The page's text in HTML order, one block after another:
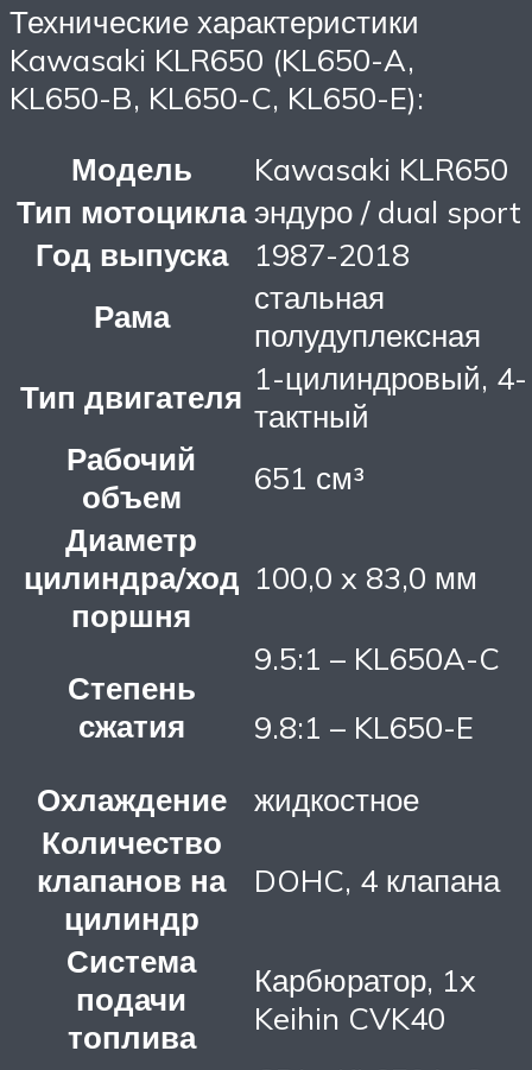
Технические характеристики
Kawasaki KLR650 (KL650-A,
KL650-B, KL650-C, KL650-E):
Модель
Kawasaki KLR650
Тип мотоцикла эндуро / dual sport
Год выпуска
1987-2018
Рама
стальная
полудуплексная
Тип двигателя 1-цилиндровый, 4-
тактный
Рабочий
объем
651 см³
Диаметр
цилиндра/ход
поршня
100,0 x 83,0 мм
Степень
сжатия
9.5:1 – KL650A-C
9.8:1 – KL650-E
Охлаждение
жидкостное
Количество
клапанов на
цилиндр
DOHC, 4 клапана
Система
подачи
топлива
Карбюратор, 1x
Keihin CVK40